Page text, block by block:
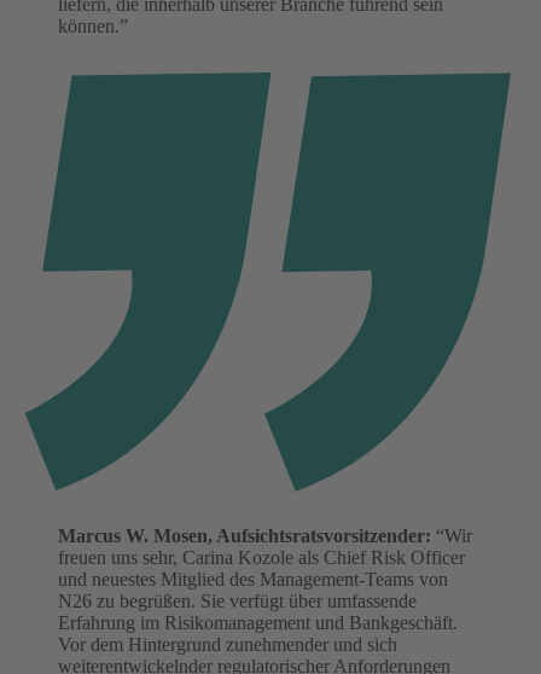
können.”
Marcus W. Mosen, Aufsichtsratsvorsitzender: “Wir
freuen uns sehr, Carina Kozole als Chief Risk Officer
und neuestes Mitglied des Management-Teams von
N26 zu begrüßen. Sie verfügt über umfassende
Erfahrung im Risikomanagement und Bankgeschäft.
Vor dem Hintergrund zunehmender und sich
weiterentwickelnder regulatorischer Anforderungen